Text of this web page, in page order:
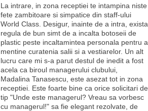
La intrare, in zona receptiei te intampina niste
fete zambitoare si simpatice din staff-ului
World Class. Desigur, inainte de a intra, exista
regula de bun simt de a incalta botoseii de
plastic peste incaltamintea personala pentru a
mentine curatenia salii si a vestiarelor. Un alt
lucru care mi s-a parut destul de inedit a fost
acela ca biroul managerului clubului,
Madalina Tanasescu, este asezat tot in zona
receptiei. Este foarte bine ca orice solicitari de
tip "Unde este managerul? Vreau sa vorbesc
cu managerul!" sa fie elegant rezolvate, de